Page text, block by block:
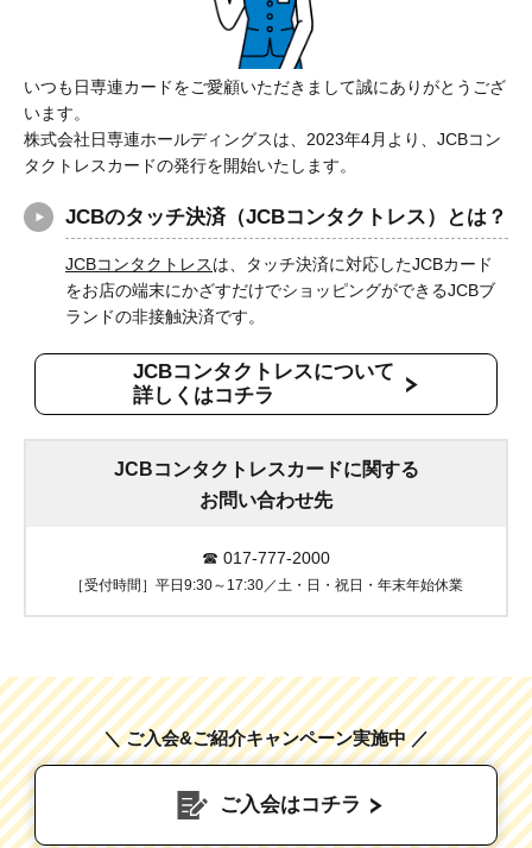
いつも日専連カードをご愛顧いただきまして誠にありがとうござ
います。
株式会社日専連ホールディングスは、2023年4月より、JCBコン
タクトレスカードの発行を開始いたします。
JCBのタッチ決済（JCBコンタクトレス）とは？
JCBコンタクトレスは、タッチ決済に対応したJCBカード
をお店の端末にかざすだけでショッピングができるJCBブ
ランドの非接触決済です。
JCBコンタクトレスについて
詳しくはコチラ
JCBコンタクトレスカードに関する
お問い合わせ先
☎ 017-777-2000
［受付時間］平日9:30～17:30／土・日・祝日・年末年始休業
＼ ご入会&ご紹介キャンペーン実施中 ／
ご入会はコチラ